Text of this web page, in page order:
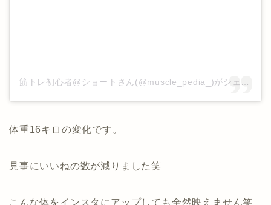
筋トレ初心者@ショートさん(@muscle_pedia_)がシェアした投稿
体重16キロの変化です。
見事にいいねの数が減りました笑
こんな体をインスタにアップしても全然映えません笑